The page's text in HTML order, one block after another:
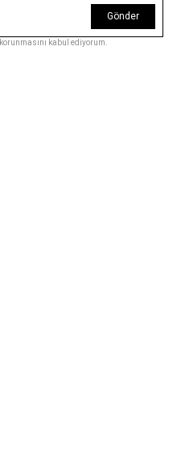
Gönder
korunmasını kabul ediyorum.